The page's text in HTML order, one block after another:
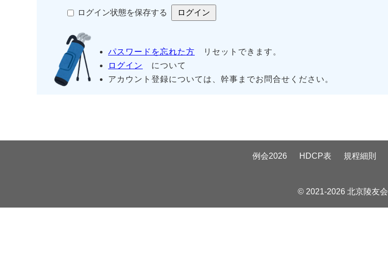
ログイン状態を保存する
パスワードを忘れた方 リセットできます。
ログイン
について
アカウント登録については、幹事までお問合せください。
例会2026 HDCP表 規程細則
© 2021-2026 北京陵友会